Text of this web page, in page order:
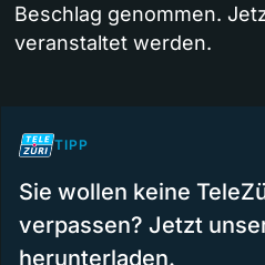
Beschlag genommen.
veranstaltet werden.
TIPP
Sie wollen keine
verpassen? Jetzt
herunterladen.